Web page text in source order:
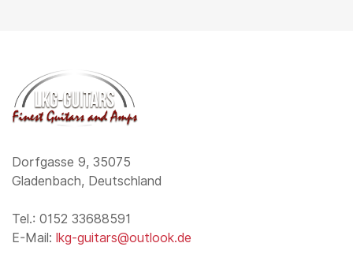
Dorfgasse 9, 35075
Gladenbach, Deutschland
Tel.: 0152 33688591
E-Mail: lkg-guitars@outlook.de